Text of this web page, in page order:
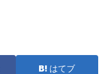
はてブ